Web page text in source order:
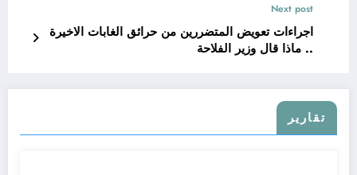
Next post
اجراءات تعويض المتضررين من حرائق الغابات الاخيرة
.. ماذا قال وزير الفلاحة
تقارير